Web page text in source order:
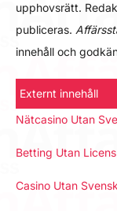
upphovsrätt.
publiceras.
innehåll och
Externt innehåll
Nätcasino Utan
Betting Utan Licens
Casino Utan